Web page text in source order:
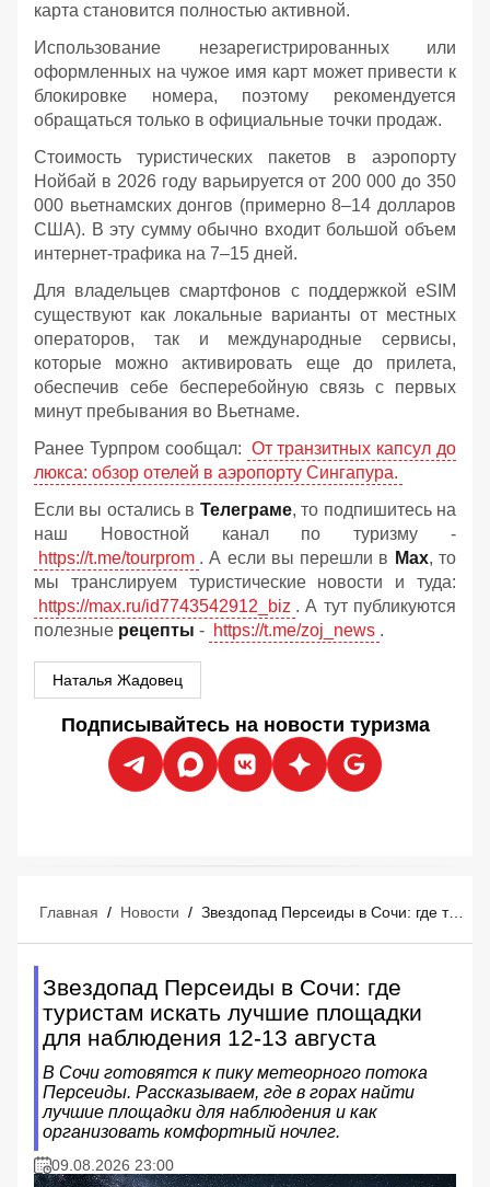
карта становится полностью активной.
Использование незарегистрированных или
оформленных на чужое имя карт может привести к
блокировке номера, поэтому рекомендуется
обращаться только в официальные точки продаж.
Стоимость туристических пакетов в аэропорту
Нойбай в 2026 году варьируется от 200 000 до 350
000 вьетнамских донгов (примерно 8–14 долларов
США). В эту сумму обычно входит большой объем
интернет-трафика на 7–15 дней.
Для владельцев смартфонов с поддержкой eSIM
существуют как локальные варианты от местных
операторов, так и международные сервисы,
которые можно активировать еще до прилета,
обеспечив себе бесперебойную связь с первых
минут пребывания во Вьетнаме.
Ранее Турпром сообщал: От транзитных капсул до
люкса: обзор отелей в аэропорту Сингапура.
Если вы остались в Телеграме, то подпишитесь на
наш Новостной канал по туризму -
https://t.me/tourprom . А если вы перешли в Мах, то
мы транслируем туристические новости и туда:
https://max.ru/id7743542912_biz . А тут публикуются
полезные рецепты - https://t.me/zoj_news .
Наталья Жадовец
Подписывайтесь на новости туризма
Главная / Новости / Звездопад Персеиды в Сочи: где туристам искать лучшие площадки для наблюдения 12-13 августа
Звездопад Персеиды в Сочи: где
туристам искать лучшие площадки
для наблюдения 12-13 августа
В Сочи готовятся к пику метеорного потока
Персеиды. Рассказываем, где в горах найти
лучшие площадки для наблюдения и как
организовать комфортный ночлег.
09.08.2026 23:00